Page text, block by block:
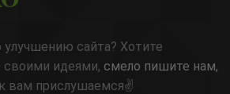
улучшению сайта? Хотите
своими идеями, смело пишите нам,
вам прислушаемся✌